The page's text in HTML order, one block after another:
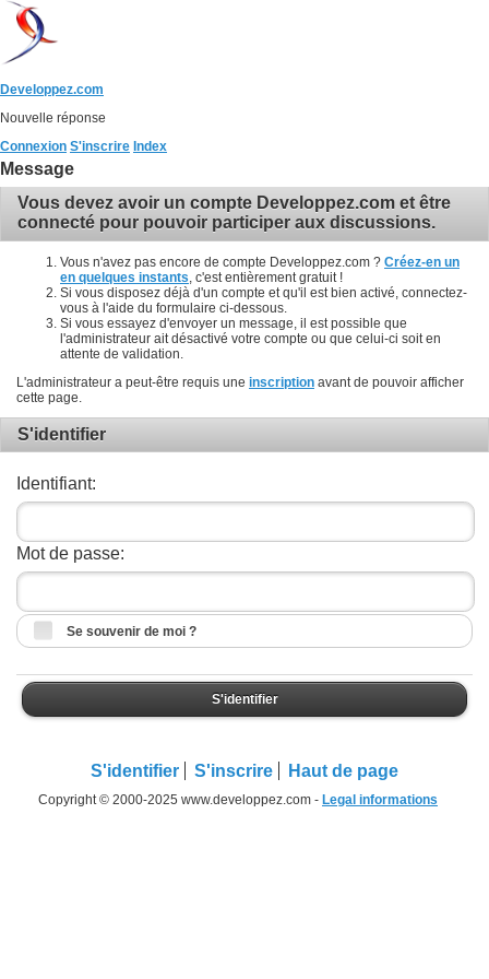
Developpez.com
Nouvelle réponse
Connexion S'inscrire Index
Message
Vous devez avoir un compte Developpez.com et être
connecté pour pouvoir participer aux discussions.
Vous n'avez pas encore de compte Developpez.com ? Créez-en un
en quelques instants , c'est entièrement gratuit !
Si vous disposez déjà d'un compte et qu'il est bien activé, connectez-
vous à l'aide du formulaire ci-dessous.
Si vous essayez d'envoyer un message, il est possible que
l'administrateur ait désactivé votre compte ou que celui-ci soit en
attente de validation.
L'administrateur a peut-être requis une inscription avant de pouvoir afficher
cette page.
S'identifier
Identifiant:
Mot de passe:
Se souvenir de moi ?
S'identifier
S'identifier S'inscrire Haut de page
Copyright © 2000-2025 www.developpez.com - Legal informations